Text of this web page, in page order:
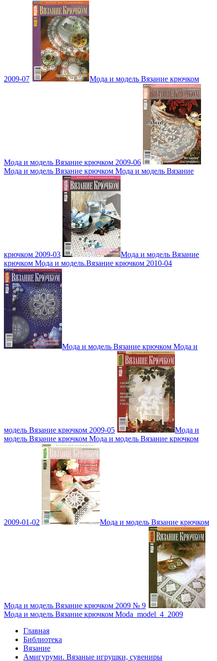
2009-07 Мода и модель Вязание крючком
Мода и модель Вязание крючком 2009-06
Мода и модель Вязание крючком Мода и модель Вязание
крючком 2009-03
Мода и модель Вязание
крючком Мода и модель.Вязание крючком 2010-04
Мода и модель Вязание крючком Мода и
модель Вязание крючком 2009-05
Мода и
модель Вязание крючком Мода и модель Вязание крючком
2009-01-02 Мода и модель Вязание крючком
Мода и модель Вязание крючком 2009 № 9
Мода и модель Вязание крючком Moda_model_4_2009
Главная
Библиотека
Вязание
Амигуруми. Вязаные игрушки, сувениры